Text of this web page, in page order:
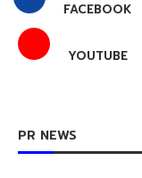
FACEBOOK
YOUTUBE
PR NEWS